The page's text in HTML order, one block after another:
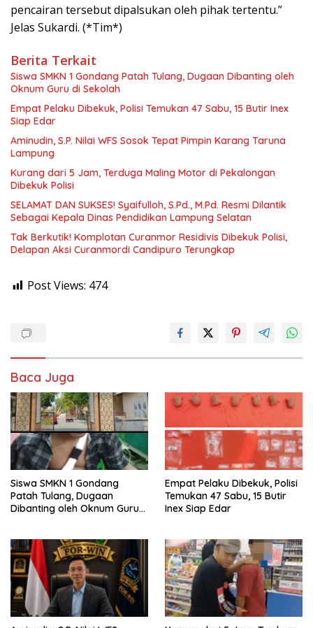
pencairan tersebut dipalsukan oleh pihak tertentu.”
Jelas Sukardi. (*Tim*)
Berita Terkait
Siswa SMKN 1 Gondang Patah Tulang, Dugaan Dibanting oleh
Oknum Guru di Sekolah
Empat Pelaku Dibekuk, Polisi Temukan 47 Sabu, 15 Butir Inex
Siap Edar
Aminudin, S.P. Nilai WFS Sosok Tepat Pimpin Karang Taruna
Lampung
Kurang dari 5 Jam, Terduga Maling Motor di Pekalongan
Dibekuk Polisi
SELAMAT DAN SUKSES! Syaifulloh, S.Pd., M.Pd. Resmi Dilantik
Sebagai Kepala Dinas Pendidikan Lampung Selatan
Tak Berkutik! Komplotan Curanmor Residivis Dibekuk Polisi,
Delapan Aksi Curanmordi Candipuro Terungkap
Post Views: 474
Baca Juga
Siswa SMKN 1 Gondang
Patah Tulang, Dugaan
Dibanting oleh Oknum Guru
Empat Pelaku Dibekuk, Polisi
Temukan 47 Sabu, 15 Butir
Inex Siap Edar